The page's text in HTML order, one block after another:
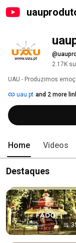
2.17K
UAU - Produzimos
uau.pt and 2 more
Home Videos
Destaques